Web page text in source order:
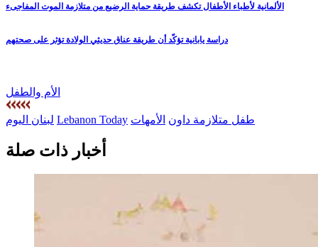
الألمانية لأطباء الأطفال تكشف طريقة حماية الرضيع من متلازمة الموت المفاجىء
دراسة يابانية تؤكّد أن طريقة عناق حديثي الولادة تؤثر على صحتهم
الأم والطفل
لبنان اليوم Lebanon Today طفل متلازمة داون الأمهات
أخبار ذات صلة